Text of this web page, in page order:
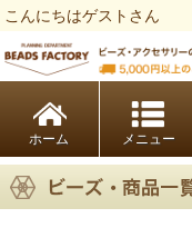
こんにちはゲストさん
ホーム